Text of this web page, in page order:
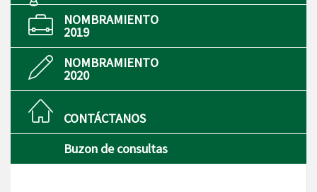
NOMBRAMIENTO
2019
NOMBRAMIENTO
2020
CONTÁCTANOS
Buzon de consultas